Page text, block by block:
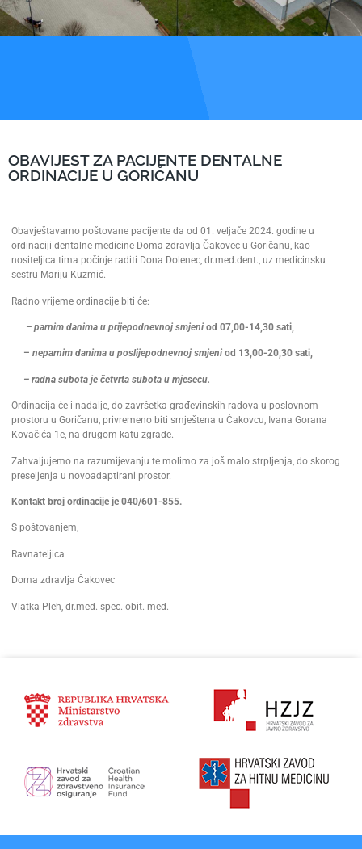
OBAVIJEST ZA PACIJENTE DENTALNE
ORDINACIJE U GORIČANU
Obavještavamo poštovane pacijente da od 01. veljače 2024. godine u
ordinaciji dentalne medicine Doma zdravlja Čakovec u Goričanu, kao
nositeljica tima počinje raditi Dona Dolenec, dr.med.dent., uz medicinsku
sestru Mariju Kuzmić.
Radno vrijeme ordinacije biti će:
– parnim danima u prijepodnevnoj smjeni od 07,00-14,30 sati,
– neparnim danima u poslijepodnevnoj smjeni od 13,00-20,30 sati,
– radna subota je četvrta subota u mjesecu.
Ordinacija će i nadalje, do završetka građevinskih radova u poslovnom
prostoru u Goričanu, privremeno biti smještena u Čakovcu, Ivana Gorana
Kovačića 1e, na drugom katu zgrade.
Zahvaljujemo na razumijevanju te molimo za još malo strpljenja, do skorog
preseljenja u novoadaptirani prostor.
Kontakt broj ordinacije je 040/601-855.
S poštovanjem,
Ravnateljica
Doma zdravlja Čakovec
Vlatka Pleh, dr.med. spec. obit. med.